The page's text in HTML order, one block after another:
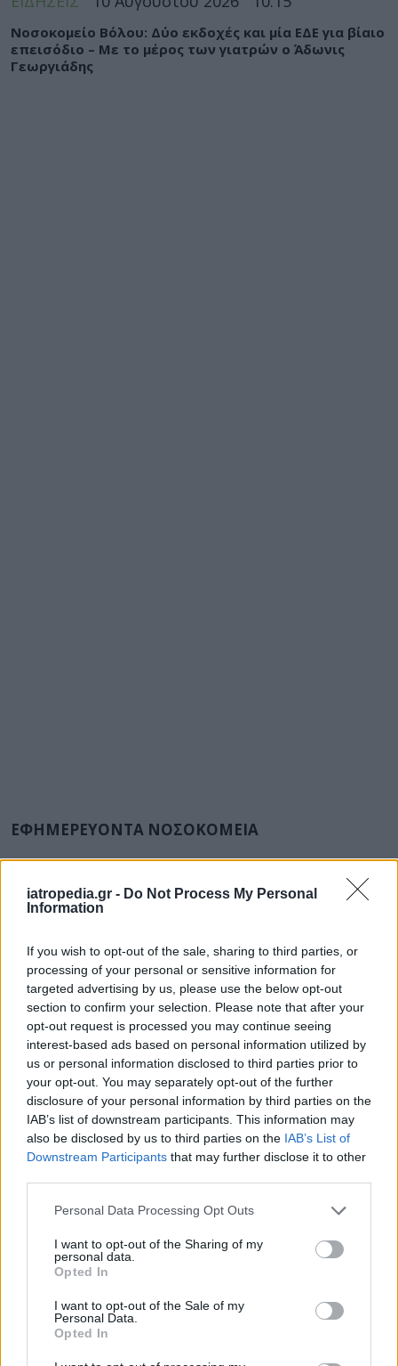
iatropedia.gr - Do Not Process My Personal
Information
If you wish to opt-out of the sale, sharing to third parties, or
processing of your personal or sensitive information for
targeted advertising by us, please use the below opt-out
section to confirm your selection. Please note that after your
opt-out request is processed you may continue seeing
interest-based ads based on personal information utilized by
us or personal information disclosed to third parties prior to
your opt-out. You may separately opt-out of the further
disclosure of your personal information by third parties on the
IAB’s list of downstream participants. This information may
also be disclosed by us to third parties on the IAB’s List of
Downstream Participants that may further disclose it to other
Personal Data Processing Opt Outs
I want to opt-out of the Sharing of my
personal data.
Opted In
I want to opt-out of the Sale of my
Personal Data.
Opted In
Νοσοκομείο Βόλου: Δύο εκδοχές και μία ΕΔΕ για βίαιο
επεισόδιο – Με το μέρος των γιατρών ο Άδωνις
Γεωργιάδης
ΕΦΗΜΕΡΕΥΟΝΤΑ ΝΟΣΟΚΟΜΕΙΑ
Δείτε ποιά νοσοκομείαεφημερεύουν